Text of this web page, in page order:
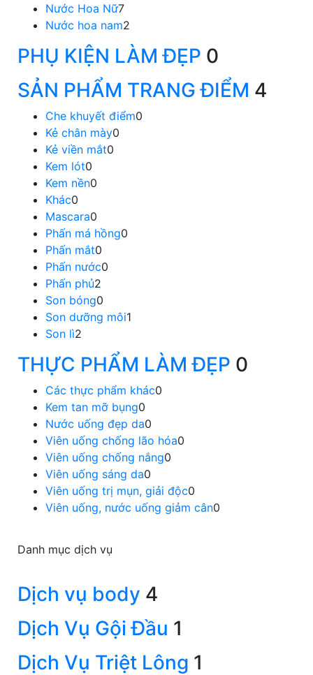
Nước Hoa Nữ7
Nước hoa nam2
PHỤ KIỆN LÀM ĐẸP 0
SẢN PHẨM TRANG ĐIỂM 4
Che khuyết điểm0
Kẻ chân mày0
Kẻ viền mắt0
Kem lót0
Kem nền0
Khác0
Mascara0
Phấn má hồng0
Phấn mắt0
Phấn nước0
Phấn phủ2
Son bóng0
Son dưỡng môi1
Son lì2
THỰC PHẨM LÀM ĐẸP 0
Các thực phẩm khác0
Kem tan mỡ bụng0
Nước uống đẹp da0
Viên uống chống lão hóa0
Viên uống chống nắng0
Viên uống sáng da0
Viên uống trị mụn, giải độc0
Viên uống, nước uống giảm cân0
Danh mục dịch vụ
Dịch vụ body 4
Dịch Vụ Gội Đầu 1
Dịch Vụ Triệt Lông 1